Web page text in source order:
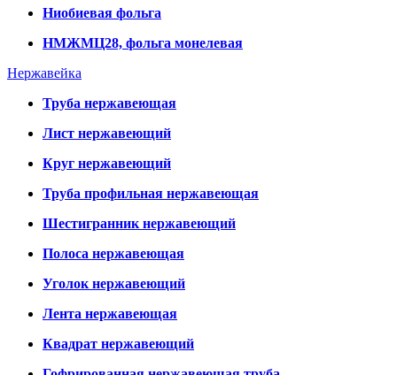
Ниобиевая фольга
НМЖМЦ28, фольга монелевая
Нержавейка
Труба нержавеющая
Лист нержавеющий
Круг нержавеющий
Труба профильная нержавеющая
Шестигранник нержавеющий
Полоса нержавеющая
Уголок нержавеющий
Лента нержавеющая
Квадрат нержавеющий